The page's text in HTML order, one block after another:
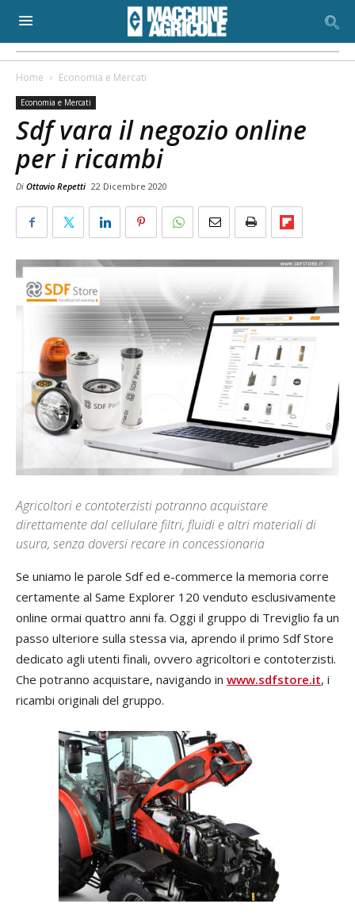
Home Economia e Mercati
Economia e Mercati
Sdf vara il negozio online
per i ricambi
Di Ottavio Repetti 22 Dicembre 2020
Agricoltori e contoterzisti potranno acquistare
direttamente dal cellulare filtri, fluidi e altri materiali di
usura, senza doversi recare in concessionaria
Se uniamo le parole Sdf ed e-commerce la memoria corre
certamente al Same Explorer 120 venduto esclusivamente
online ormai quattro anni fa. Oggi il gruppo di Treviglio fa un
passo ulteriore sulla stessa via, aprendo il primo Sdf Store
dedicato agli utenti finali, ovvero agricoltori e contoterzisti.
Che potranno acquistare, navigando in www.sdfstore.it, i
ricambi originali del gruppo.